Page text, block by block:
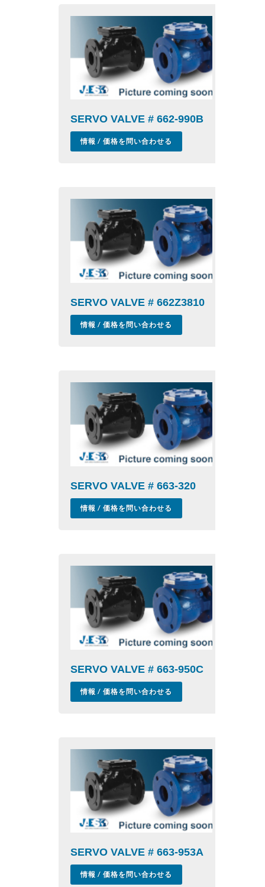
SERVO VALVE # 662-990B
情報 / 価格を問い合わせる
SERVO VALVE # 662Z3810
情報 / 価格を問い合わせる
SERVO VALVE # 663-320
情報 / 価格を問い合わせる
SERVO VALVE # 663-950C
情報 / 価格を問い合わせる
SERVO VALVE # 663-953A
情報 / 価格を問い合わせる